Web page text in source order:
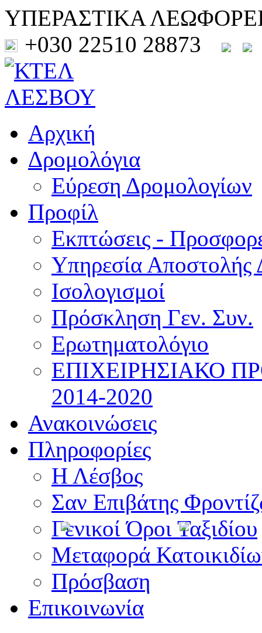
ΥΠΕΡΑΣΤΙΚΑ
+030 22510 28873
Αρχική
Δρομολόγια
Εύρεση Δρομολογίων
Προφίλ
Εκπτώσεις -
Υπηρεσία Αποστολής
Ισολογισμοί
Πρόσκληση Γεν. Συν.
Ερωτηματολόγιο
ΕΠΙΧΕΙΡΗΣΙΑΚΟ
2014-2020
Ανακοινώσεις
Πληροφορίες
Η Λέσβος
Σαν Επιβάτης
Γενικοί Όροι Ταξιδίου
Μεταφορά
Πρόσβαση
Επικοινωνία